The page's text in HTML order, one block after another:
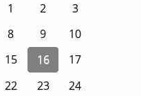
1 2
3
8 9
10
15 16
17
22 23
24